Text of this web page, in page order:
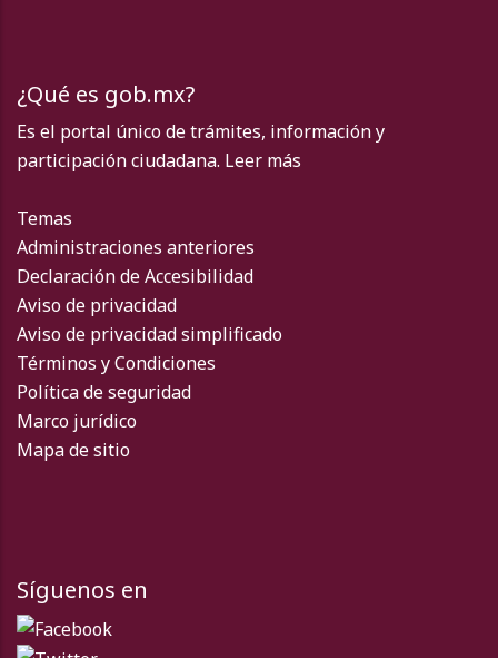
¿Qué es gob.mx?
Es el portal único de trámites, información y
participación ciudadana. Leer más
Temas
Administraciones anteriores
Declaración de Accesibilidad
Aviso de privacidad
Aviso de privacidad simplificado
Términos y Condiciones
Política de seguridad
Marco jurídico
Mapa de sitio
Síguenos en